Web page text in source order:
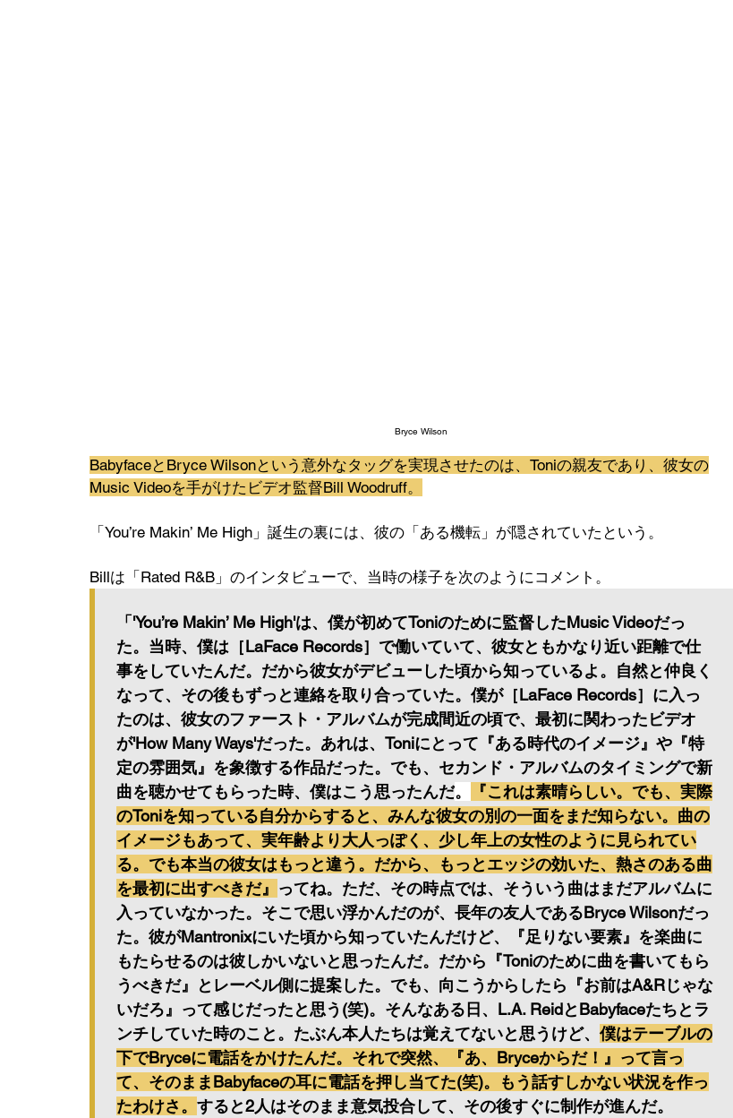
Bryce Wilson
BabyfaceとBryce Wilsonという意外なタッグを実現させたのは、Toniの親友であり、彼女の
Music Videoを手がけたビデオ監督Bill Woodruff。
「You’re Makin’ Me High」誕生の裏には、彼の「ある機転」が隠されていたという。
Billは「Rated R&B」のインタビューで、当時の様子を次のようにコメント。
「'You’re Makin’ Me High'は、僕が初めてToniのために監督したMusic Videoだっ
た。当時、僕は［LaFace Records］で働いていて、彼女ともかなり近い距離で仕
事をしていたんだ。だから彼女がデビューした頃から知っているよ。自然と仲良く
なって、その後もずっと連絡を取り合っていた。僕が［LaFace Records］に入っ
たのは、彼女のファースト・アルバムが完成間近の頃で、最初に関わったビデオ
が'How Many Ways'だった。あれは、Toniにとって『ある時代のイメージ』や『特
定の雰囲気』を象徴する作品だった。でも、セカンド・アルバムのタイミングで新
曲を聴かせてもらった時、僕はこう思ったんだ。
『これは素晴らしい。でも、実際
のToniを知っている自分からすると、みんな彼女の別の一面をまだ知らない。曲の
イメージもあって、実年齢より大人っぽく、少し年上の女性のように見られてい
る。でも本当の彼女はもっと違う。だから、もっとエッジの効いた、熱さのある曲
を最初に出すべきだ』 ってね。ただ、その時点では、そういう曲はまだアルバムに
入っていなかった。そこで思い浮かんだのが、長年の友人であるBryce Wilsonだっ
た。彼がMantronixにいた頃から知っていたんだけど、『足りない要素』を楽曲に
もたらせるのは彼しかいないと思ったんだ。だから『Toniのために曲を書いてもら
うべきだ』とレーベル側に提案した。でも、向こうからしたら『お前はA&Rじゃな
いだろ』って感じだったと思う(笑)。そんなある日、L.A. ReidとBabyfaceたちとラ
ンチしていた時のこと。たぶん本人たちは覚えてないと思うけど、 僕はテーブルの
下でBryceに電話をかけたんだ。それで突然、『あ、Bryceからだ！』って言っ
て、そのままBabyfaceの耳に電話を押し当てた(笑)。もう話すしかない状況を作っ
たわけさ。 すると2人はそのまま意気投合して、その後すぐに制作が進んだ。